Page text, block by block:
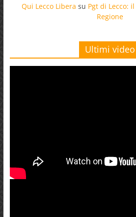
Qui Lecco Libera su Pgt di Lecco:
Regione
Ultimi video